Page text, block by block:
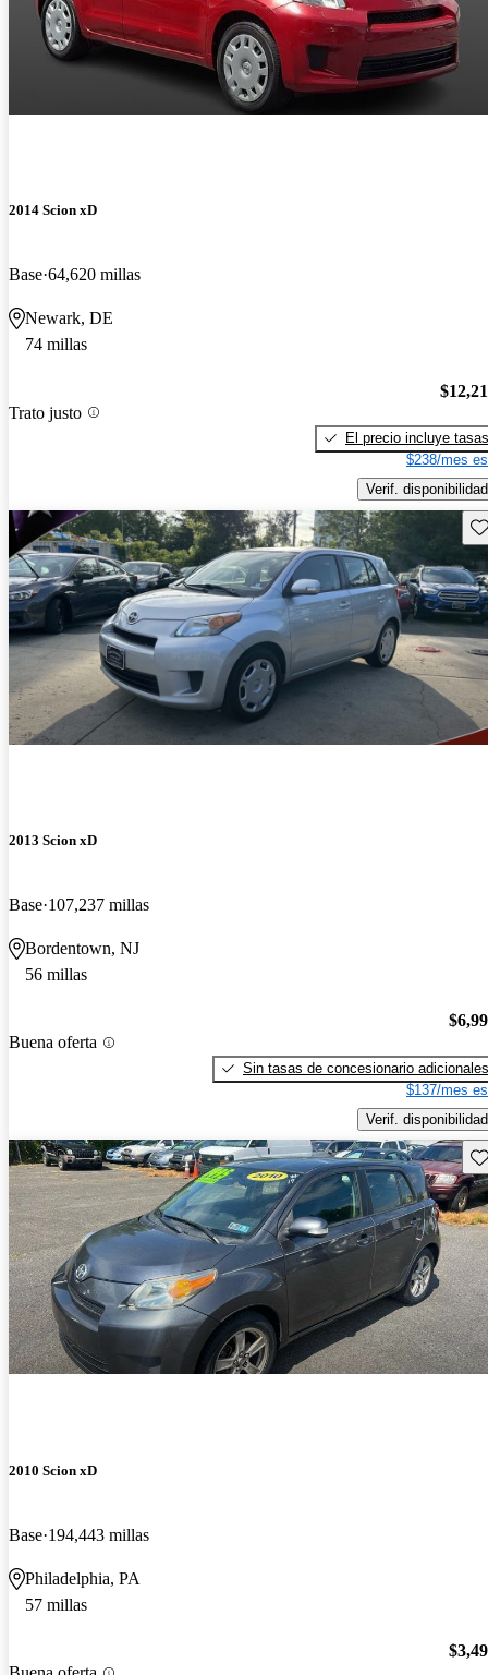
2014 Scion xD
Base 64,620 millas
Newark, DE
74 millas
Trato justo
El precio incluye tasas
$238/mes
Verif. disponibilidad
2013 Scion xD
Base 107,237 millas
Bordentown, NJ
56 millas
Buena oferta
Sin tasas de concesionario adicionales
$137/mes
Verif. disponibilidad
2010 Scion xD
Base 194,443 millas
Philadelphia, PA
57 millas